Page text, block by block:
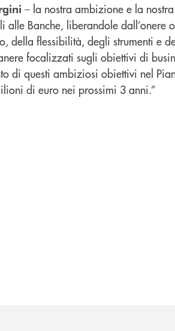
– la nostra ambizione e la
Banche, liberandole dall’onere
della flessibilità, degli strumenti e
focalizzati sugli obiettivi di
di questi ambiziosi obiettivi nel
di euro nei prossimi 3 anni.”